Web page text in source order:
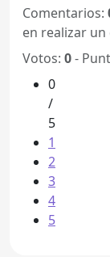
Comentarios:
en realizar
Votos: 0-
0
/
5
1
2
3
4
5